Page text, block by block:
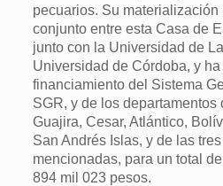
pecuarios. Su
conjunto entre esta Casa de
junto con la Universidad de
Universidad de Córdoba, y
financiamiento del Sistema
SGR, y de los departamentos
Guajira, Cesar, Atlántico,
San Andrés Islas, y de las
mencionadas, para un total
894 mil 023 pesos.